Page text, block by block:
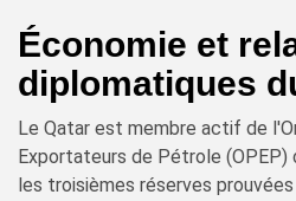
Économie et
diplomatiques
Le Qatar est membre actif de
Exportateurs de Pétrole (OPEP)
les troisièmes réserves